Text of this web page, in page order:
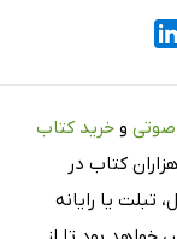
و خرید کتاب
کتاب در
تبلت یا رایانه